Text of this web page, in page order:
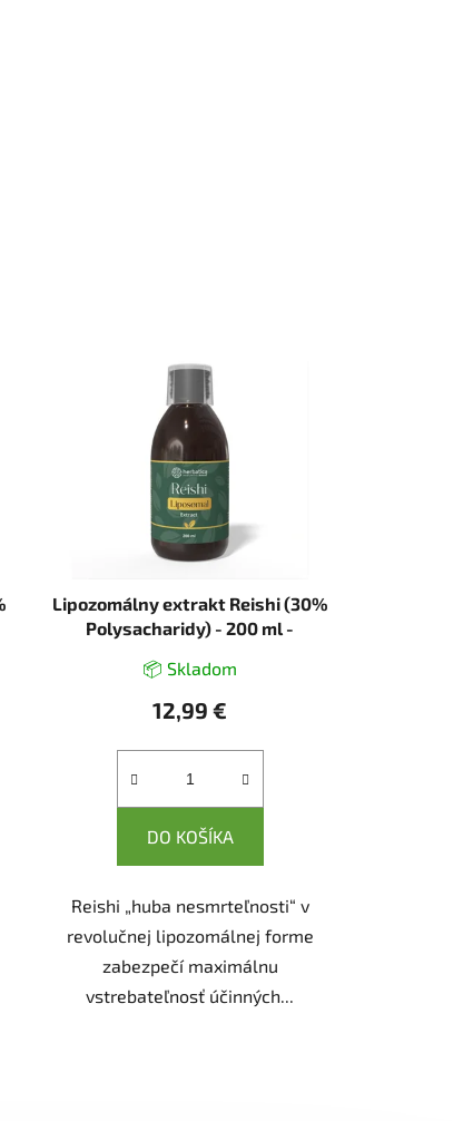
Lipozomálny extrakt Reishi (30%
Polysacharidy) - 200 ml -
📦 Skladom
12,99 €
DO KOŠÍKA
Reishi „huba nesmrteľnosti“ v
revolučnej lipozomálnej forme
zabezpečí maximálnu
vstrebateľnosť účinných...